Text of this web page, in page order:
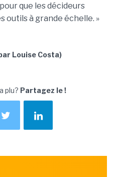
que les décideurs
outils à grande échelle. »
Louise Costa)
plu? Partagez le !